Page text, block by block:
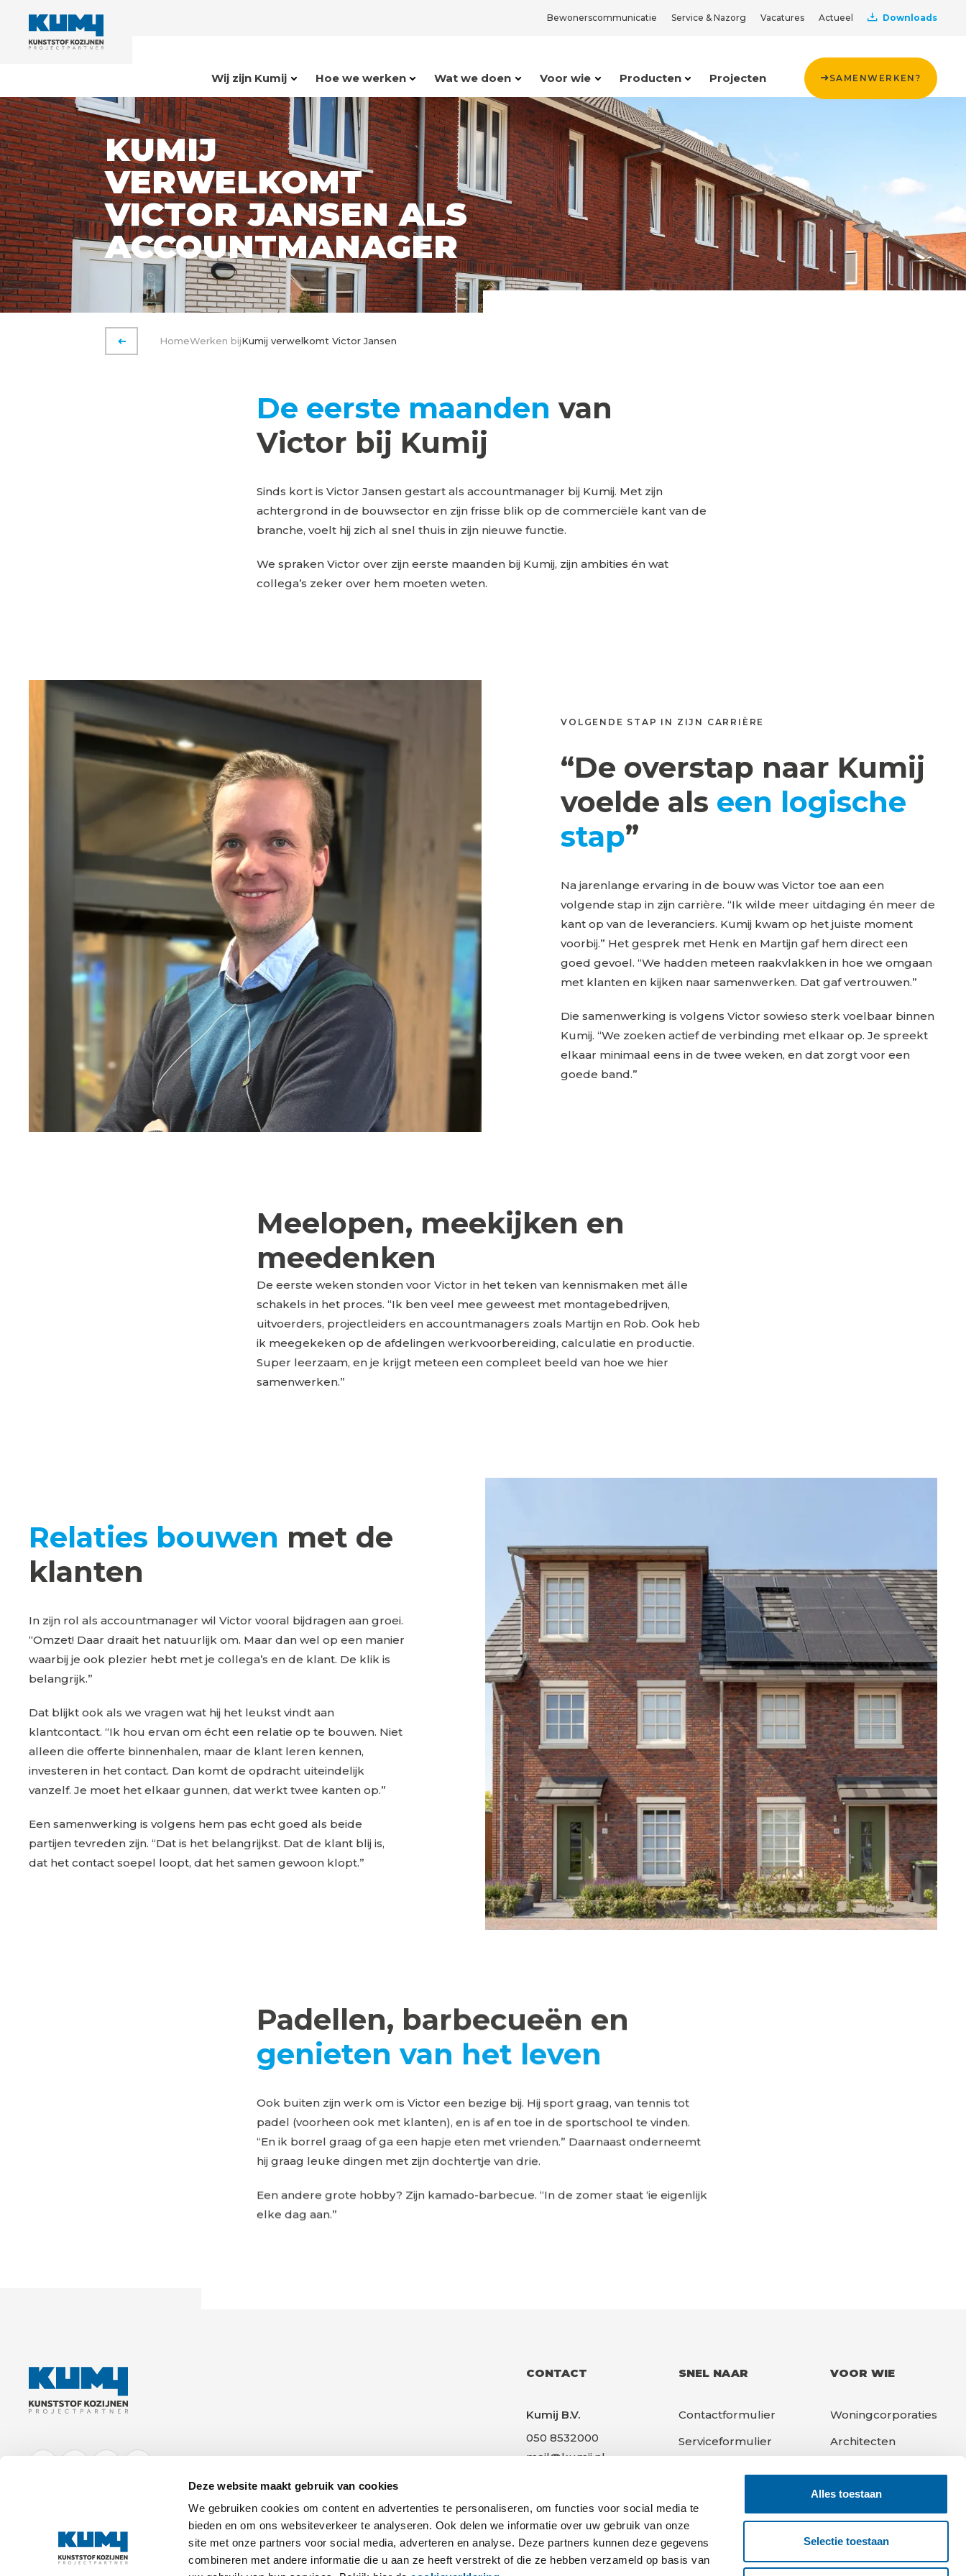
Deze website maakt gebruik van cookies
We gebruiken cookies om content en advertenties te personaliseren, om functies voor social media te
bieden en om ons websiteverkeer te analyseren. Ook delen we informatie over uw gebruik van onze
site met onze partners voor social media, adverteren en analyse. Deze partners kunnen deze gegevens
combineren met andere informatie die u aan ze heeft verstrekt of die ze hebben verzameld op basis van
Alles toestaan
Selectie toestaan
Bewonerscommunicatie Service & Nazorg Vacatures Actueel Downloads
Wij zijn Kumij Hoe we werken Wat we doen Voor wie Producten Projecten SAMENWERKEN?
KUMIJ
VERWELKOMT
VICTOR JANSEN ALS
ACCOUNTMANAGER
VORIGE PAGINA
HomeWerken bijKumij verwelkomt Victor Jansen
De eerste maanden van
Victor bij Kumij
Sinds kort is Victor Jansen gestart als accountmanager bij Kumij. Met zijn
achtergrond in de bouwsector en zijn frisse blik op de commerciële kant van de
branche, voelt hij zich al snel thuis in zijn nieuwe functie.
We spraken Victor over zijn eerste maanden bij Kumij, zijn ambities én wat
collega’s zeker over hem moeten weten.
VOLGENDE STAP IN ZIJN CARRIÈRE
“De overstap naar Kumij
voelde als een logische
stap”
Na jarenlange ervaring in de bouw was Victor toe aan een
volgende stap in zijn carrière. “Ik wilde meer uitdaging én meer de
kant op van de leveranciers. Kumij kwam op het juiste moment
voorbij.” Het gesprek met Henk en Martijn gaf hem direct een
goed gevoel. “We hadden meteen raakvlakken in hoe we omgaan
met klanten en kijken naar samenwerken. Dat gaf vertrouwen.”
Die samenwerking is volgens Victor sowieso sterk voelbaar binnen
Kumij. “We zoeken actief de verbinding met elkaar op. Je spreekt
elkaar minimaal eens in de twee weken, en dat zorgt voor een
goede band.”
Meelopen, meekijken en
meedenken
De eerste weken stonden voor Victor in het teken van kennismaken met álle
schakels in het proces. “Ik ben veel mee geweest met montagebedrijven,
uitvoerders, projectleiders en accountmanagers zoals Martijn en Rob. Ook heb
ik meegekeken op de afdelingen werkvoorbereiding, calculatie en productie.
Super leerzaam, en je krijgt meteen een compleet beeld van hoe we hier
samenwerken.”
Relaties bouwen met de
klanten
In zijn rol als accountmanager wil Victor vooral bijdragen aan groei.
“Omzet! Daar draait het natuurlijk om. Maar dan wel op een manier
waarbij je ook plezier hebt met je collega’s en de klant. De klik is
belangrijk.”
Dat blijkt ook als we vragen wat hij het leukst vindt aan
klantcontact. “Ik hou ervan om écht een relatie op te bouwen. Niet
alleen die offerte binnenhalen, maar de klant leren kennen,
investeren in het contact. Dan komt de opdracht uiteindelijk
vanzelf. Je moet het elkaar gunnen, dat werkt twee kanten op.”
Een samenwerking is volgens hem pas echt goed als beide
partijen tevreden zijn. “Dat is het belangrijkst. Dat de klant blij is,
dat het contact soepel loopt, dat het samen gewoon klopt.”
Padellen, barbecueën en
genieten van het leven
Ook buiten zijn werk om is Victor een bezige bij. Hij sport graag, van tennis tot
padel (voorheen ook met klanten), en is af en toe in de sportschool te vinden.
“En ik borrel graag of ga een hapje eten met vrienden.” Daarnaast onderneemt
hij graag leuke dingen met zijn dochtertje van drie.
Een andere grote hobby? Zijn kamado-barbecue. “In de zomer staat ‘ie eigenlijk
elke dag aan.”
Great Place to Work!
CONTACT
Kumij B.V.
050 8532000
mail@kumij.nl
SNEL NAAR
Contactformulier
Serviceformulier
VOOR WIE
Woningcorporaties
Architecten
VvE's